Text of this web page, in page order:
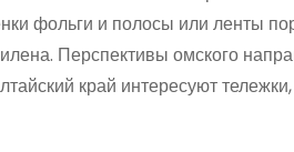
фольги и полосы или ленты
Перспективы омского
край интересуют